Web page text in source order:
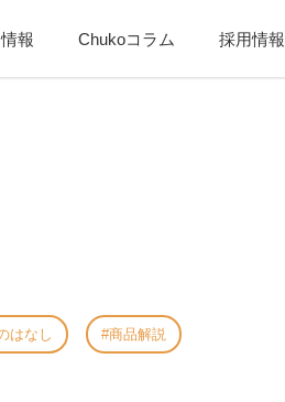
報 Chukoコラム 採用情報
はなし 商品解説